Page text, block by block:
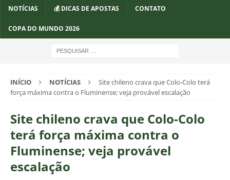
NOTÍCIAS 💰 DICAS DE APOSTAS CONTATO
COPA DO MUNDO 2026
INÍCIO NOTÍCIAS
Site chileno crava que Colo-Colo terá
força máxima contra o Fluminense; veja provável escalação
Site chileno crava que Colo-Colo
terá força máxima contra o
Fluminense; veja provável
escalação